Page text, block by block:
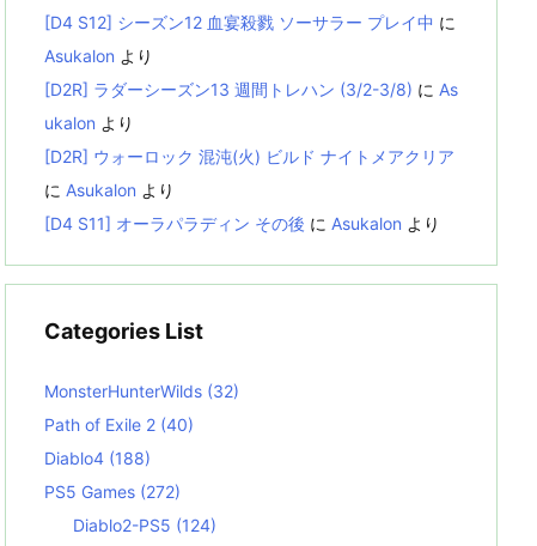
[D4 S12] シーズン12 血宴殺戮 ソーサラー プレイ中 に
Asukalon より
[D2R] ラダーシーズン13 週間トレハン (3/2-3/8) に As
ukalon より
[D2R] ウォーロック 混沌(火) ビルド ナイトメアクリア
に Asukalon より
[D4 S11] オーラパラディン その後 に Asukalon より
Categories List
MonsterHunterWilds (32)
Path of Exile 2 (40)
Diablo4 (188)
PS5 Games (272)
Diablo2-PS5 (124)